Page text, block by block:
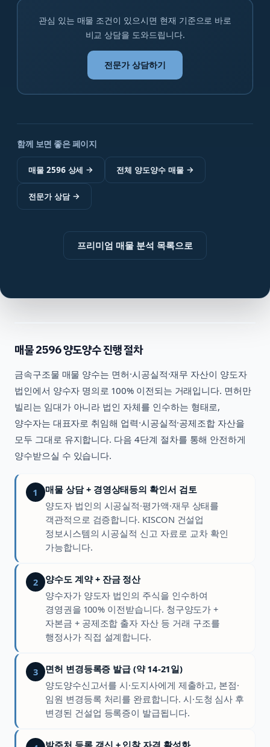
관심 있는 매물 조건이 있으시면 현재 기준으로 바로
비교 상담을 도와드립니다.
전문가 상담하기
함께 보면 좋은 페이지
매물 2596 상세 → 전체 양도양수 매물→
전문가 상담→
프리미엄 매물 분석 목록으로
매물2596양도양수 진행 절차
금속구조물 매물 양수는 면허·시공실적·재무 자산이 양도자
법인에서 양수자 명의로 100% 이전되는 거래입니다. 면허만
빌리는 임대가 아니라 법인 자체를 인수하는 형태로,
양수자는 대표자로 취임해 업력·시공실적·공제조합 자산을
모두 그대로 유지합니다. 다음 4단계 절차를 통해 안전하게
양수받으실 수 있습니다.
1
매물 상담 + 경영상태등의 확인서 검토
양도자 법인의 시공실적·평가액·재무 상태를
객관적으로 검증합니다. KISCON 건설업
정보시스템의 시공실적 신고 자료로 교차 확인
가능합니다.
2
양수도 계약 + 잔금 정산
양수자가 양도자 법인의 주식을 인수하여
경영권을 100% 이전받습니다. 청구양도가 +
자본금 + 공제조합 출자 자산 등 거래 구조를
행정사가 직접 설계합니다.
3
면허 변경등록증 발급 (약 14-21일)
양도양수신고서를 시·도지사에게 제출하고, 본점·
임원 변경등록 처리를 완료합니다. 시·도청 심사 후
변경된 건설업 등록증이 발급됩니다.
발주처 등록 갱신 + 입찰 자격 활성화